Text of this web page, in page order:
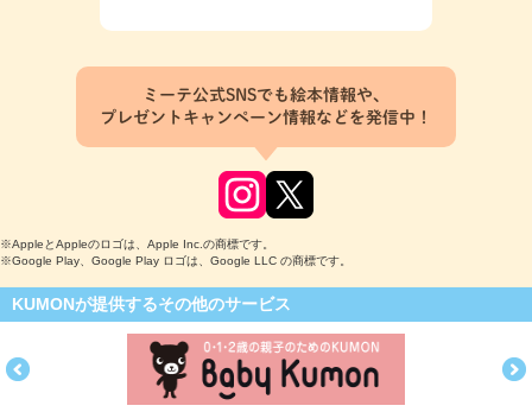
ミーテ公式SNSでも絵本情報や、
プレゼントキャンペーン情報などを発信中！
※AppleとAppleのロゴは、Apple Inc.の商標です。
※Google Play、Google Play ロゴは、Google LLC の商標です。
KUMONが提供するその他のサービス